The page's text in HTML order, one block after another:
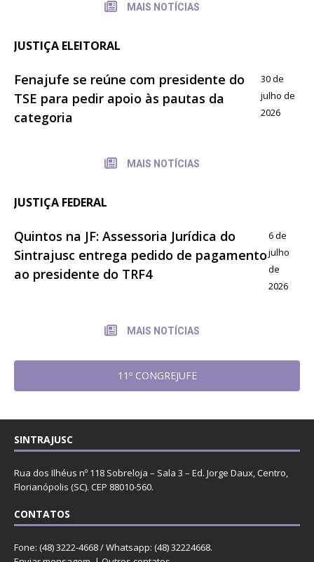
MAIS NOTÍCIAS
JUSTIÇA ELEITORAL
Fenajufe se reúne com presidente do
TSE para pedir apoio às pautas da
categoria
30 de
julho de
2026
MAIS NOTÍCIAS
JUSTIÇA FEDERAL
Quintos na JF: Assessoria Jurídica do
Sintrajusc entrega pedido de pagamento
ao presidente do TRF4
6 de
julho
de
2026
MAIS NOTÍCIAS
11º CONGREJUFE
SINTRAJUSC
Rua dos Ilhéus nº 118 Sobreloja – Sala 3 – Ed. Jorge Daux, Centro,
Florianópolis (SC). CEP 88010-560.
CONTATOS
Fone: (48) 3222-4668 / Whatsapp: (48) 32224668.